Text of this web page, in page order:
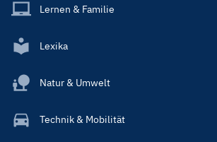
Lernen & Familie
Lexika
Natur & Umwelt
Technik & Mobilität